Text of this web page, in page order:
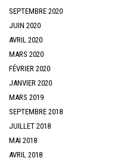
SEPTEMBRE 2020
JUIN 2020
AVRIL 2020
MARS 2020
FÉVRIER 2020
JANVIER 2020
MARS 2019
SEPTEMBRE 2018
JUILLET 2018
MAI 2018
AVRIL 2018